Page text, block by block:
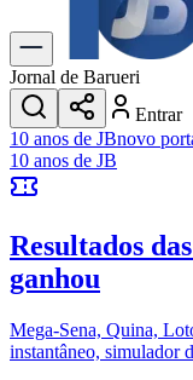
Trânsito e Rotas
Dia a Dia & Lazer
Transportes
Gastronomia
Cinema & Shows
JogosNovo
Anuncie no Portal
Cadastrar
Divulgar Vagas
Política
Jornal de Barueri
Entrar
10 anos de JBnovo
10 anos de JB
Resultados
ganhou
Mega-Sena, Quina,
instantâneo, simulador